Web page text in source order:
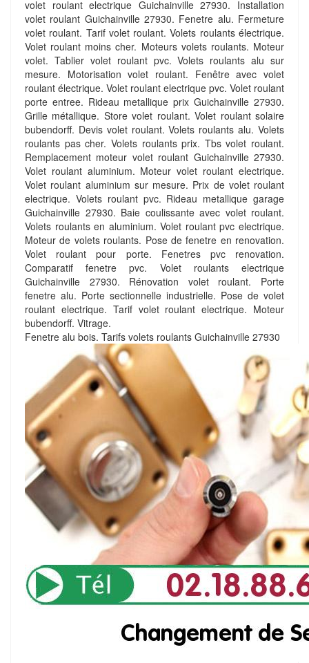
volet roulant electrique Guichainville 27930. Installation
volet roulant Guichainville 27930. Fenetre alu. Fermeture
volet roulant. Tarif volet roulant. Volets roulants électrique.
Volet roulant moins cher. Moteurs volets roulants. Moteur
volet. Tablier volet roulant pvc. Volets roulants alu sur
mesure. Motorisation volet roulant. Fenêtre avec volet
roulant électrique. Volet roulant electrique pvc. Volet roulant
porte entree. Rideau metallique prix Guichainville 27930.
Grille métallique. Store volet roulant. Volet roulant solaire
bubendorff. Devis volet roulant. Volets roulants alu. Volets
roulants pas cher. Volets roulants prix. Tbs volet roulant.
Remplacement moteur volet roulant Guichainville 27930.
Volet roulant aluminium. Moteur volet roulant electrique.
Volet roulant aluminium sur mesure. Prix de volet roulant
electrique. Volets roulant pvc. Rideau metallique garage
Guichainville 27930. Baie coulissante avec volet roulant.
Volets roulants en aluminium. Volet roulant pvc electrique.
Moteur de volets roulants. Pose de fenetre en renovation.
Volet roulant pour porte. Fenetres pvc renovation.
Comparatif fenetre pvc. Volet roulants electrique
Guichainville 27930. Rénovation volet roulant. Porte
fenetre alu. Porte sectionnelle industrielle. Pose de volet
roulant electrique. Tarif volet roulant electrique. Moteur
bubendorff. Vitrage.
Fenetre alu bois. Tarifs volets roulants Guichainville 27930